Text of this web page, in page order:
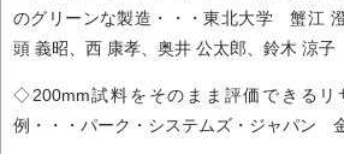
のグリーンな製造・・・東北大学 蟹江
頭 義昭、西 康孝、奥井 公太郎、鈴木 涼子
◇200mm試料をそのまま評価できるリ
例・・・パーク・システムズ・ジャパン